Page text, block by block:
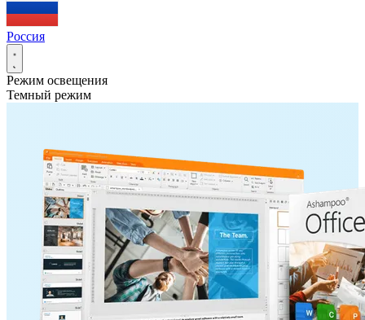
Россия
Режим освещения
Темный режим